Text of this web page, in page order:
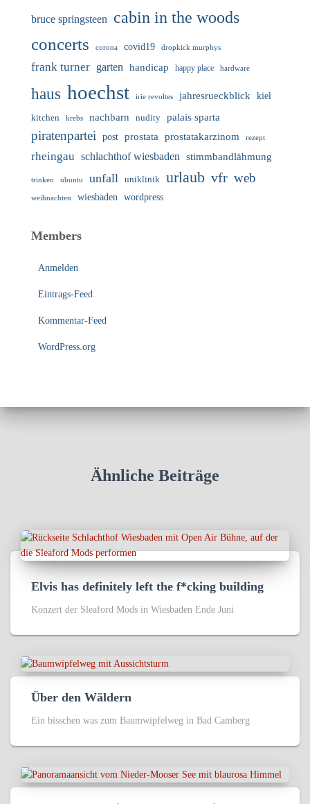
bruce springsteen
cabin in the woods
concerts
corona covid19 dropkick murphys
frank turner garten handicap happy place hardware
haus hoechst irie revoltes jahresrueckblick kiel
kitchen krebs nachbarn nudity palais sparta
piratenpartei post prostata prostatakarzinom rezept
rheingau schlachthof wiesbaden stimmbandlähmung
trinken ubuntu unfall uniklinik urlaub vfr web
weihnachten wiesbaden wordpress
Members
Anmelden
Eintrags-Feed
Kommentar-Feed
WordPress.org
Ähnliche Beiträge
Elvis has definitely left the f*cking building
Konzert der Sleaford Mods in Wiesbaden Ende Juni
Über den Wäldern
Ein bisschen was zum Baumwipfelweg in Bad Camberg